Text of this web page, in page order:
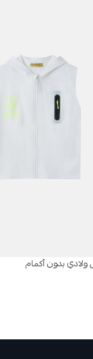
بدون أكمام